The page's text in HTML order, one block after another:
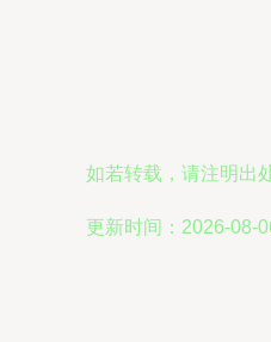
如若转载，请注明出
更新时间：2026-08-